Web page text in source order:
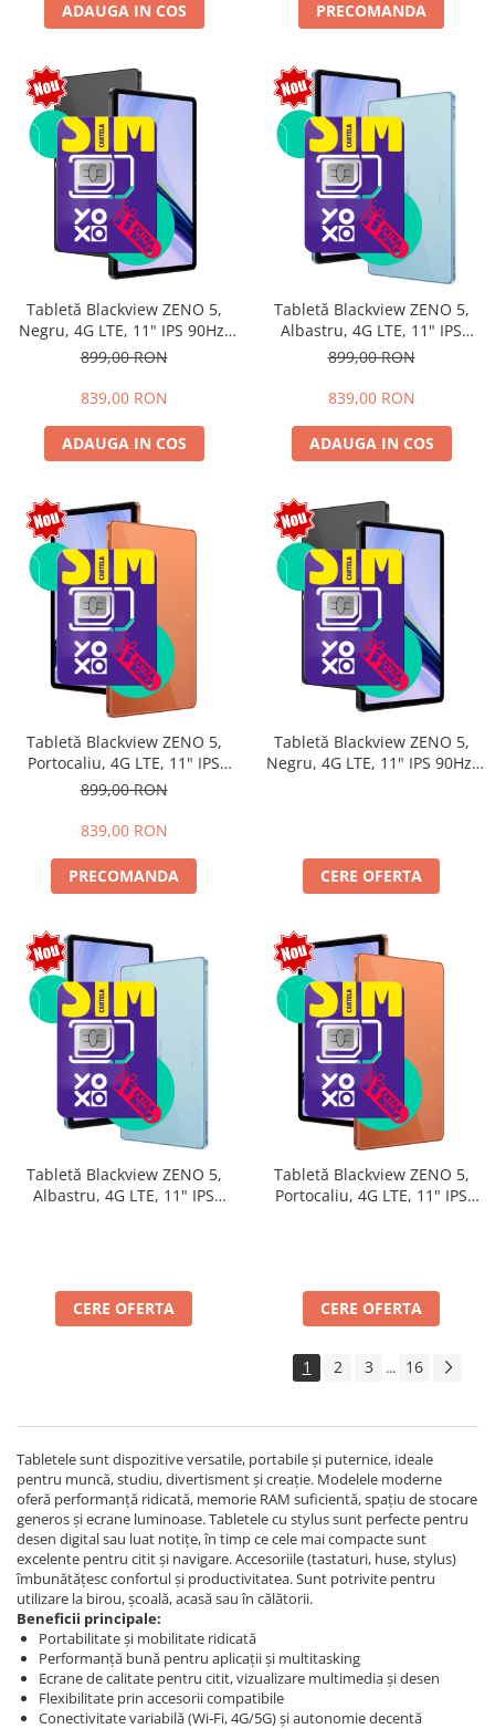
ADAUGA IN COS PRECOMANDA
Tabletă Blackview ZENO 5,
Negru, 4G LTE, 11" IPS 90Hz,
12GB RAM (3GB + 9GB
16, Unisoc T7250, 8300mAh,
SIM
899,00 RON
839,00 RON
ADAUGA IN COS
Tabletă Blackview ZENO 5,
Albastru, 4G LTE, 11" IPS
90Hz, 12GB RAM (3GB + 9GB
16, Unisoc T7250, 8300mAh,
SIM
899,00 RON
839,00 RON
ADAUGA IN COS
Tabletă Blackview ZENO 5,
Portocaliu, 4G LTE, 11" IPS
90Hz, 12GB RAM (3GB + 9GB
16, Unisoc T7250, 8300mAh,
SIM
899,00 RON
839,00 RON
PRECOMANDA
Tabletă Blackview ZENO 5,
Negru, 4G LTE, 11" IPS 90Hz,
SIM
CERE OFERTA
Tabletă Blackview ZENO 5,
Albastru, 4G LTE, 11" IPS
SIM
CERE OFERTA
Tabletă Blackview ZENO 5,
Portocaliu, 4G LTE, 11" IPS
SIM
CERE OFERTA
1 2 3 ... 16
Tabletele sunt dispozitive versatile, portabile și puternice, ideale
pentru muncă, studiu, divertisment și creație. Modelele moderne
oferă performanță ridicată, memorie RAM suficientă, spațiu de stocare
generos și ecrane luminoase. Tabletele cu stylus sunt perfecte pentru
desen digital sau luat notițe, în timp ce cele mai compacte sunt
excelente pentru citit și navigare. Accesoriile (tastaturi, huse, stylus)
îmbunătățesc confortul și productivitatea. Sunt potrivite pentru
utilizare la birou, școală, acasă sau în călătorii.
Beneficii principale:
Portabilitate și mobilitate ridicată
Performanță bună pentru aplicații și multitasking
Ecrane de calitate pentru citit, vizualizare multimedia și desen
Flexibilitate prin accesorii compatibile
Conectivitate variabilă (Wi‑Fi, 4G/5G) și autonomie decentă